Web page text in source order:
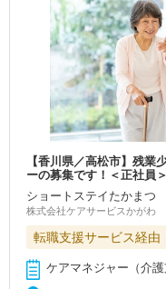
【香川県／高松市】残
ーの募集です！＜正社員＞
ショートステイたかまつ
株式会社ケアサービスかがわ
転職支援サービス経由
ケアマネジャー（介